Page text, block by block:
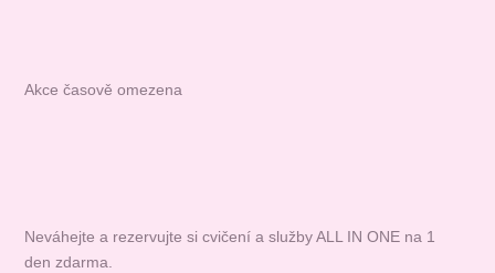
Akce časově omezena
Neváhejte a rezervujte si cvičení a služby ALL IN ONE na 1
den zdarma.